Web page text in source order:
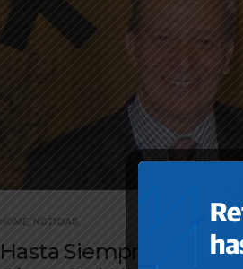
HOME NOTICIAS
Hasta Siempre Martín